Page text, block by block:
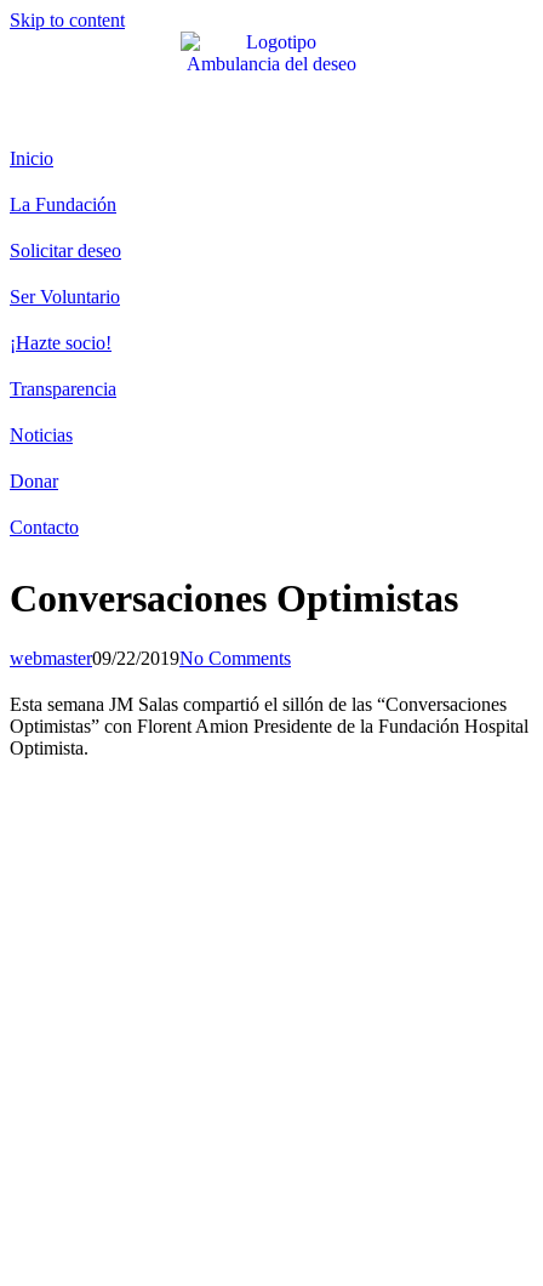
Skip to content
Inicio
La Fundación
Solicitar deseo
Ser Voluntario
¡Hazte socio!
Transparencia
Noticias
Donar
Contacto
Conversaciones Optimistas
webmaster09/22/2019No Comments
Esta semana JM Salas compartió el sillón de las “Conversaciones
Optimistas” con Florent Amion Presidente de la Fundación Hospital
Optimista.